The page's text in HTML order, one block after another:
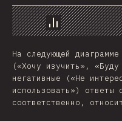
График
На следующей
(«Хочу изучить»,
негативные («Не
использовать») ответы
соответственно,